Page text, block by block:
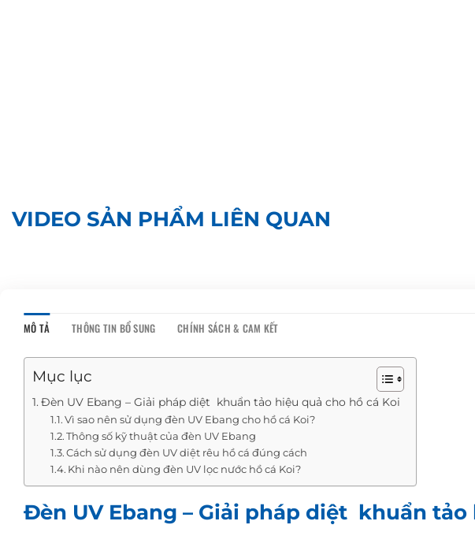
VIDEO SẢN PHẨM LIÊN QUAN
MÔ TẢ THÔNG TIN BỔ SUNG CHÍNH SÁCH & CAM KẾT
Mục lục
Đèn UV Ebang – Giải pháp diệt khuẩn tảo hiệu quả cho hồ cá Koi
Vì sao nên sử dụng đèn UV Ebang cho hồ cá Koi?
Thông số kỹ thuật của đèn UV Ebang
Cách sử dụng đèn UV diệt rêu hồ cá đúng cách
Khi nào nên dùng đèn UV lọc nước hồ cá Koi?
Đèn UV Ebang – Giải pháp diệt khuẩn tảo